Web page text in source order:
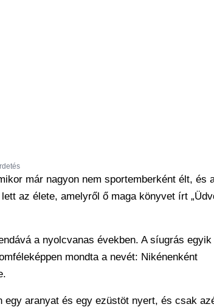
már nagyon nem sportemberként élt, és
az élete, amelyről ő maga könyvet írt
a nyolcvanas években. A síugrás
mondta a nevét: Nikénenként
aranyat és egy ezüstöt nyert, és csak